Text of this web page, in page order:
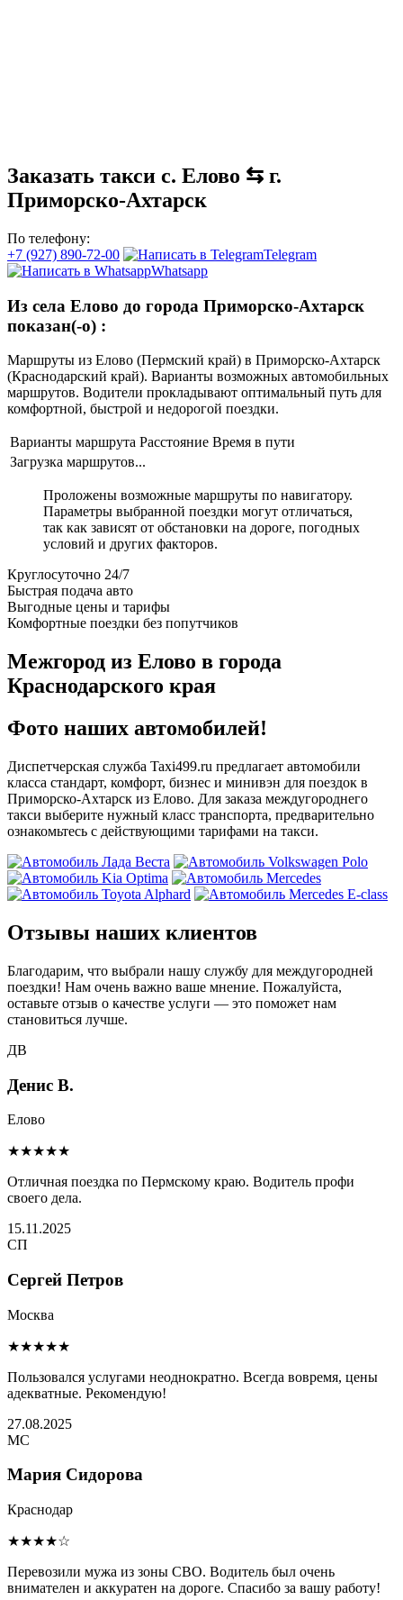
Заказать такси с. Елово ⇆ г.
Приморско-Ахтарск
По телефону:
+7 (927) 890-72-00
Telegram
Whatsapp
Из села Елово до города Приморско-Ахтарск
показан(-о) :
Маршруты из Елово (Пермский край) в Приморско-Ахтарск
(Краснодарский край). Варианты возможных автомобильных
маршрутов. Водители прокладывают оптимальный путь для
комфортной, быстрой и недорогой поездки.
Варианты маршрута Расстояние Время в пути
Загрузка маршрутов...
Проложены возможные маршруты по навигатору.
Параметры выбранной поездки могут отличаться,
так как зависят от обстановки на дороге, погодных
условий и других факторов.
Круглосуточно 24/7
Быстрая подача авто
Выгодные цены и тарифы
Комфортные поездки без попутчиков
Межгород из Елово в города
Краснодарского края
Фото наших автомобилей!
Диспетчерская служба Taxi499.ru предлагает автомобили
класса стандарт, комфорт, бизнес и минивэн для поездок в
Приморско-Ахтарск из Елово. Для заказа междугороднего
такси выберите нужный класс транспорта, предварительно
ознакомьтесь с действующими тарифами на такси.
Отзывы наших клиентов
Благодарим, что выбрали нашу службу для междугородней
поездки! Нам очень важно ваше мнение. Пожалуйста,
оставьте отзыв о качестве услуги — это поможет нам
становиться лучше.
ДВ
Денис В.
Елово
★★★★★
Отличная поездка по Пермскому краю. Водитель профи
своего дела.
15.11.2025
СП
Сергей Петров
Москва
★★★★★
Пользовался услугами неоднократно. Всегда вовремя, цены
адекватные. Рекомендую!
27.08.2025
МС
Мария Сидорова
Краснодар
★★★★☆
Перевозили мужа из зоны СВО. Водитель был очень
внимателен и аккуратен на дороге. Спасибо за вашу работу!